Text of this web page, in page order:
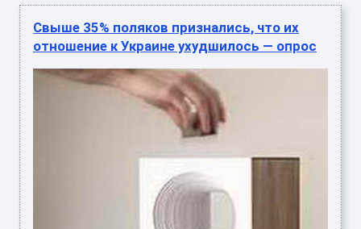
Свыше 35% поляков признались, что их
отношение к Украине ухудшилось — опрос